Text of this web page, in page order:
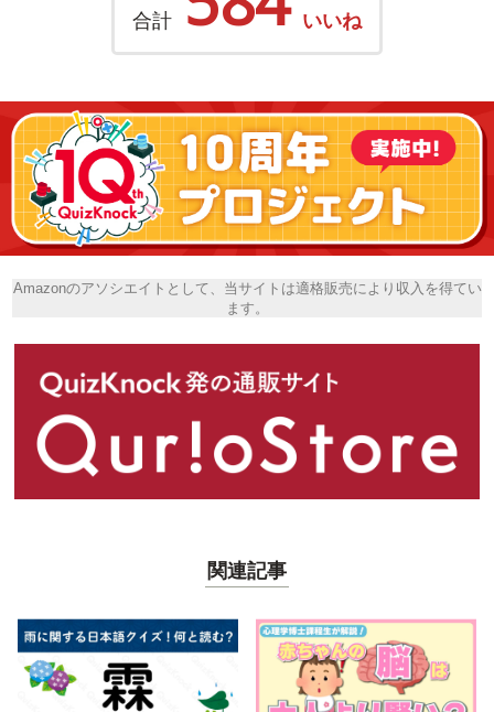
合計 いいね
Amazonのアソシエイトとして、当サイトは適格販売により収入を得てい
ます。
関連記事